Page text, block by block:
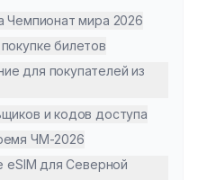
Чемпионат мира 2026
билетов
для покупателей из
и кодов доступа
ЧМ-2026
eSIM для Северной